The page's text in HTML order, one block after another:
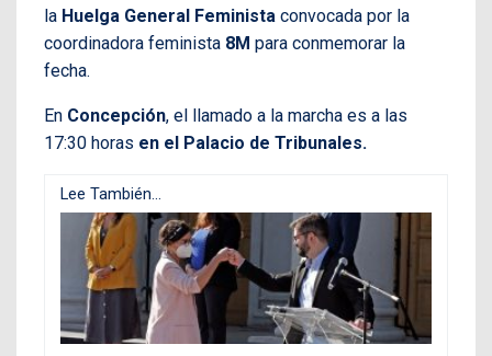
la Huelga General Feminista convocada por la
coordinadora feminista 8M para conmemorar la
fecha.
En Concepción, el llamado a la marcha es a las
17:30 horas en el Palacio de Tribunales.
Lee También...